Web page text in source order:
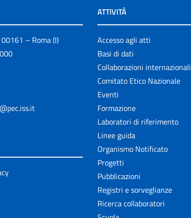
– Roma (I)
ATTIVITÀ
Accesso agli atti
Basi di dati
Collaborazioni internazionali
Comitato Etico Nazionale
Eventi
Formazione
Laboratori di riferimento
Linee guida
Organismo Notificato
Progetti
Pubblicazioni
Registri e sorveglianze
Ricerca collaboratori